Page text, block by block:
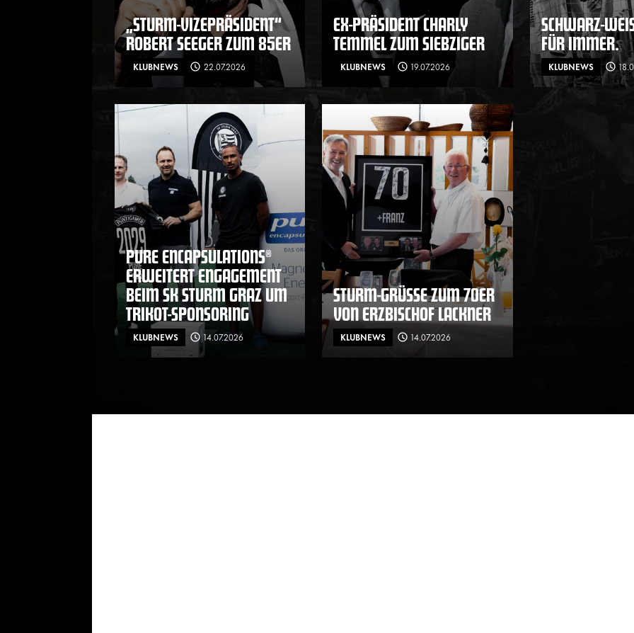
„STURM-VIZEPRÄSIDENT“
ROBERT SEEGER ZUM 85ER
KLUBNEWS 22.07.2026
EX-PRÄSIDENT CHARLY
TEMMEL ZUM SIEBZIGER
KLUBNEWS 19.07.2026
SCHWARZ-
ÜR IMMER.
KLUBNEWS
PURE ENCAPSULATIONS®
ERWEITERT ENGAGEMENT
BEIM SK STURM GRAZ UM
TRIKOT-SPONSORING
KLUBNEWS 14.07.2026
STURM-GRÜSSE ZUM 70ER V
ON ERZBISCHOF LACKNER
KLUBNEWS 14.07.2026